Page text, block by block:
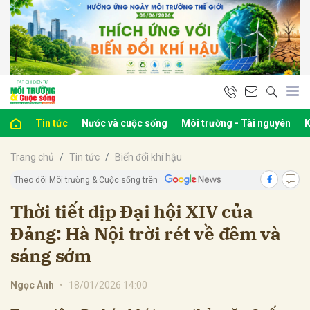
Tin tức Nước và cuộc sống Môi trường - Tài nguyên
Trang chủ Tin tức Biến đổi khí hậu
Theo dõi Môi trường & Cuộc sống trên
Thời tiết dịp Đại hội XIV của
Đảng: Hà Nội trời rét về đêm và
sáng sớm
Ngọc Ánh • 18/01/2026 14:00
luận
Hủy